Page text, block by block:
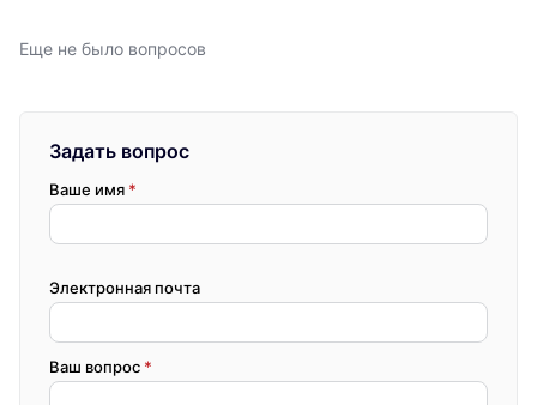
Еще не было вопросов
Задать вопрос
Ваше имя *
Электронная почта
Ваш вопрос *